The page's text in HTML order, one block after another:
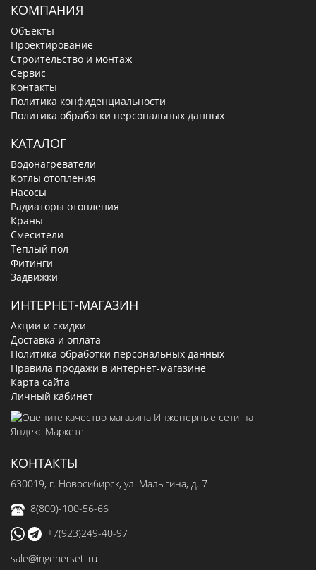
КОМПАНИЯ
Объекты
Проектирование
Строительство и монтаж
Сервис
Контакты
Политика конфиденциальности
Политика обработки персональных данных
КАТАЛОГ
Водонагреватели
Котлы отопления
Насосы
Радиаторы отопления
Краны
Смесители
Теплый пол
Фитинги
Задвижки
ИНТЕРНЕТ-МАГАЗИН
Акции и скидки
Доставка и оплата
Политика обработки персональных данных
Правила продажи в интернет-магазине
Карта сайта
Личный кабинет
КОНТАКТЫ
630019, г. Новосибирск, ул. Малыгина, д. 7
8(800)-100-56-66
+7(923)249-40-97
sale@ingenerseti.ru